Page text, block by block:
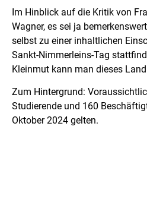
Im Hinblick auf die Kritik von
Wagner, es sei ja
selbst zu einer inhaltlichen
Sankt-Nimmerleins-Tag
Kleinmut kann man dieses
Zum Hintergrund:
Studierende und 160
Oktober 2024 gelten.